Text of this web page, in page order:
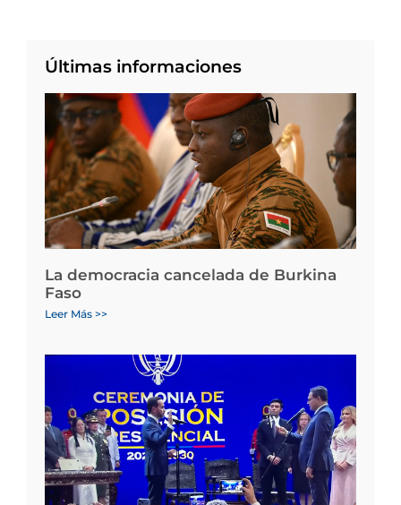
Últimas informaciones
La democracia cancelada de Burkina
Faso
Leer Más >>